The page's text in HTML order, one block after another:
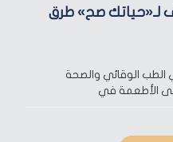
لـ«حياتك صح» طرق
الوقائي والصحة
الأطعمة في